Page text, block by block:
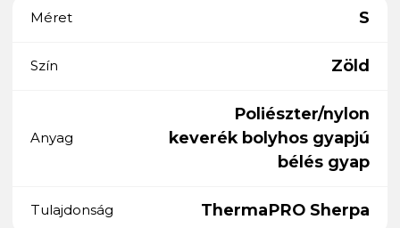
Méret S
Szín Zöld
Anyag
Poliészter/nylon
keverék bolyhos gyapjú
bélés gyap
Tulajdonság ThermaPRO Sherpa